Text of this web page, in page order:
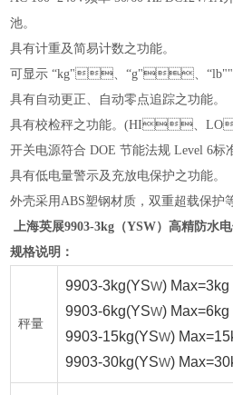
池。
具有计重及简易计数之功能。
可显示 “kg"、“g"、“lb""pcs
具有自动更正、自动零点追踪之功能。
具有校检秤之功能。(HI、
开关电源符合 DOE 节能法规 Level 6标准
具有低电量警示及充放电保护之功能。
外壳采用ABS塑钢材质，双重超载保
上海英展9903-3kg（YSW）高精防水
规格说明：
秤量
9903-3kg(YSW) Max=3kg
9903-6kg(YSW) Max=6kg
9903-15kg(YSW)
9903-30kg(YSW)